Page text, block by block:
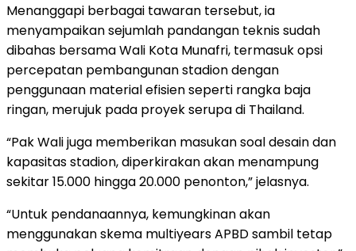
Menanggapi berbagai tawaran tersebut, ia
menyampaikan sejumlah pandangan teknis sudah
dibahas bersama Wali Kota Munafri, termasuk opsi
percepatan pembangunan stadion dengan
penggunaan material efisien seperti rangka baja
ringan, merujuk pada proyek serupa di Thailand.
“Pak Wali juga memberikan masukan soal desain dan
kapasitas stadion, diperkirakan akan menampung
sekitar 15.000 hingga 20.000 penonton,” jelasnya.
“Untuk pendanaannya, kemungkinan akan
menggunakan skema multiyears APBD sambil tetap